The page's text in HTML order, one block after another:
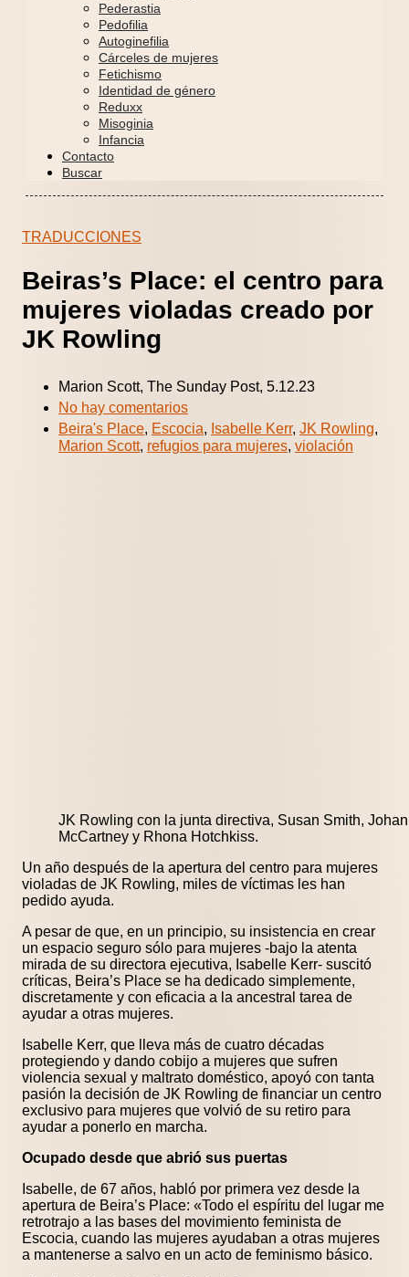
Pederastia
Pedofilia
Autoginefilia
Cárceles de mujeres
Fetichismo
Identidad de género
Reduxx
Misoginia
Infancia
Contacto
Buscar
TRADUCCIONES
Beiras’s Place: el centro para
mujeres violadas creado por
JK Rowling
Marion Scott, The Sunday Post, 5.12.23
No hay comentarios
Beira's Place, Escocia, Isabelle Kerr, JK Rowling,
Marion Scott, refugios para mujeres, violación
JK Rowling con la junta directiva, Susan Smith,
McCartney y Rhona Hotchkiss.
Un año después de la apertura del centro para mujeres
violadas de JK Rowling, miles de víctimas les han
pedido ayuda.
A pesar de que, en un principio, su insistencia en crear
un espacio seguro sólo para mujeres -bajo la atenta
mirada de su directora ejecutiva, Isabelle Kerr- suscitó
críticas, Beira’s Place se ha dedicado simplemente,
discretamente y con eficacia a la ancestral tarea de
ayudar a otras mujeres.
Isabelle Kerr, que lleva más de cuatro décadas
protegiendo y dando cobijo a mujeres que sufren
violencia sexual y maltrato doméstico, apoyó con tanta
pasión la decisión de JK Rowling de financiar un centro
exclusivo para mujeres que volvió de su retiro para
ayudar a ponerlo en marcha.
Ocupado desde que abrió sus puertas
Isabelle, de 67 años, habló por primera vez desde la
apertura de Beira’s Place: «Todo el espíritu del lugar me
retrotrajo a las bases del movimiento feminista de
Escocia, cuando las mujeres ayudaban a otras mujeres
a mantenerse a salvo en un acto de feminismo básico.